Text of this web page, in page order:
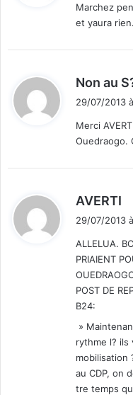
:
Marchez
et yaura rien.
Non au
29/07/2013
Merci
Ouedraogo.
AVERTI
:
29/07/2013
ALLELUA.
PRIAIENT
POST DE
B24:
»
rythme l? ils
mobilisation
au CDP, on
tre temps